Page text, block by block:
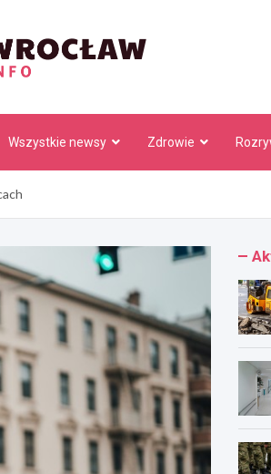
Wszystkie newsy Zdrowie